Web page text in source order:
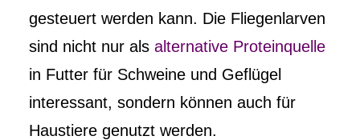
gesteuert werden kann. Die Fliegenlarven
sind nicht nur als alternative Proteinquelle
in Futter für Schweine und Geflügel
interessant, sondern können auch für
Haustiere genutzt werden.